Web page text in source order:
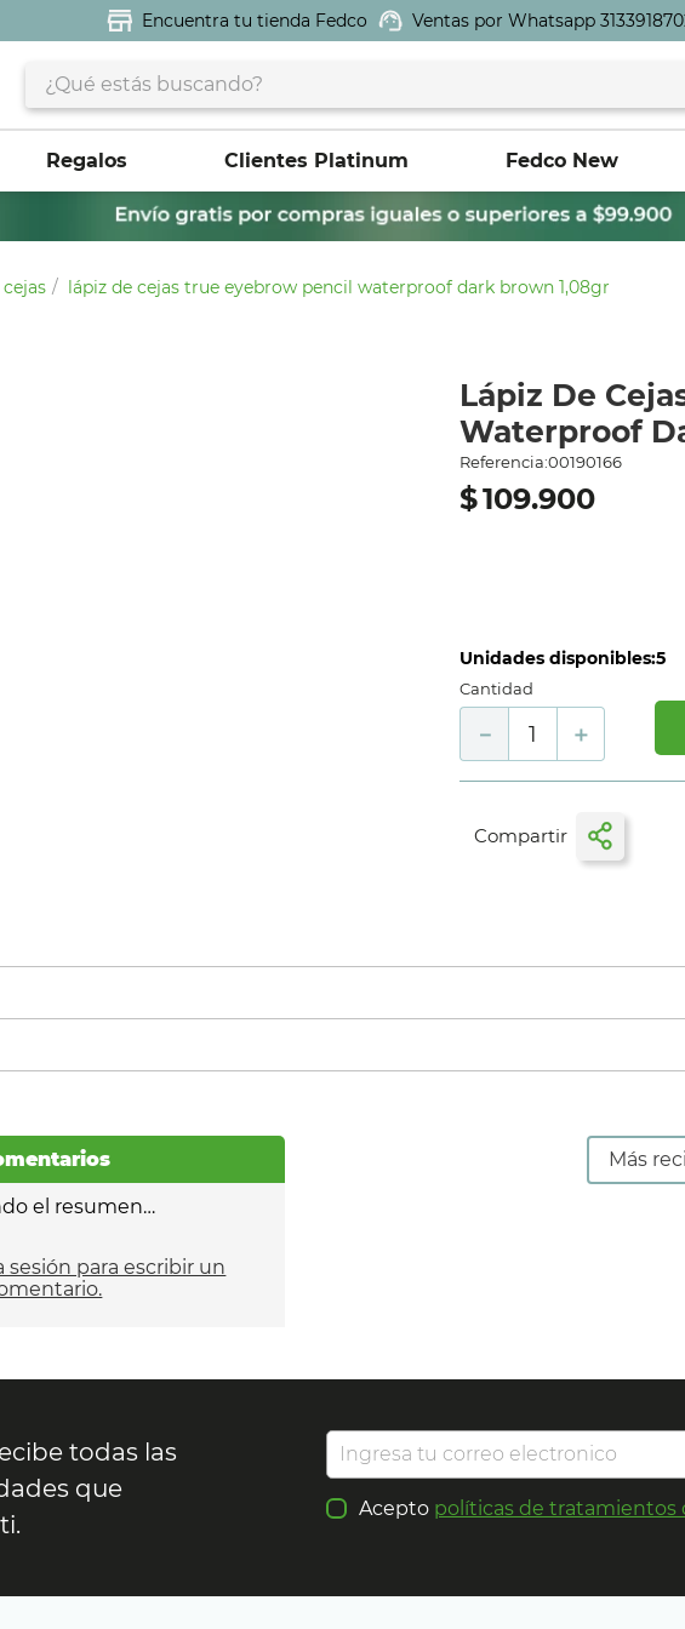
Encuentra tu tienda Fedco Ventas por Whatsapp
¿Qué estás buscando?
Regalos Clientes Platinum Fedco New
cejas lápiz de cejas true eyebrow pencil waterproof dark brown 1,08gr
Lápiz De
Waterproof
Referencia:00190166
$109.900
Unidades disponibles:5
Cantidad
＋
－
el resumen…
sesión para escribir un
Más
todas las
que
Acepto políticas de tratamientos